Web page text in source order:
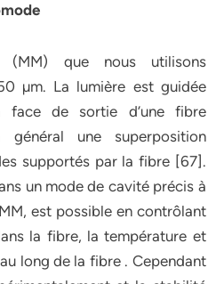
(MM) que nous utilisons
µm. La lumière est guidée
de sortie d’une fibre
général une superposition
supportés par la fibre [67].
un mode de cavité précis à
est possible en contrôlant
la fibre, la température et
long de la fibre . Cependant